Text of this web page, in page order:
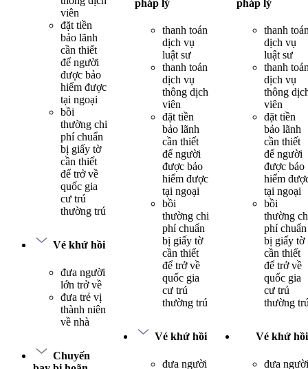
viên
đặt tiền
bảo lãnh
cần thiết
để người
được bảo
hiểm được
tại ngoại
bồi
thường chi
phí chuẩn
bị giấy tờ
cần thiết
để trở về
quốc gia
cư trú
thường trú
Vé khứ hồi
đưa người
lớn trở về
đưa trẻ vị
thành niên
về nhà
Chuyến
pháp lý
thanh toán
dịch vụ
luật sư
thanh toán
dịch vụ
thông dịch
viên
đặt tiền
bảo lãnh
cần thiết
để người
được bảo
hiểm được
tại ngoại
bồi
thường chi
phí chuẩn
bị giấy tờ
cần thiết
để trở về
quốc gia
cư trú
thường trú
Vé khứ hồi
đưa người
pháp lý
thanh
dịch vụ
luật sư
thanh
dịch vụ
thông
viên
đặt tiền
bảo lãnh
cần thiết
để người
được bảo
hiểm
tại ngoại
bồi
thường
phí chuẩn
bị giấy tờ
cần thiết
để trở về
quốc gia
cư trú
thường
Vé khứ hồi
đưa người